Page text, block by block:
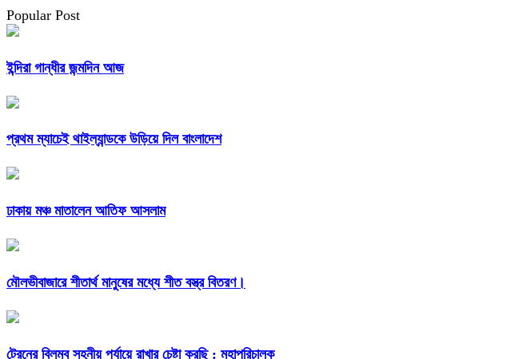
Popular Post
ইন্দিরা গান্ধীর জন্মদিন আজ
প্রথম ম্যাচেই থাইল্যান্ডকে উড়িয়ে দিল বাংলাদেশ
ঢাকায় মঞ্চ মাতালেন আতিফ আসলাম
মৌলভীবাজারে শীতার্থ মানুষের মধ্যে শীত বস্ত্র বিতরণ।
ট্রেনের বিলম্ব সহনীয় পর্যায়ে রাখার চেষ্টা করছি : মহাপরিচালক